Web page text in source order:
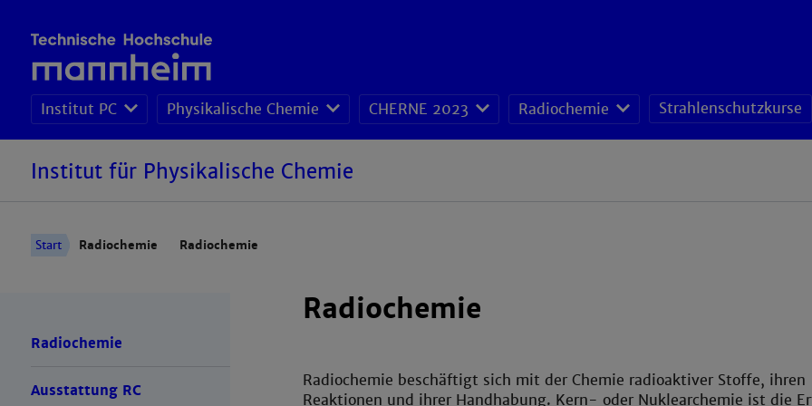
Institut PC Physikalische Chemie CHERNE 2023 Radiochemie Strahlenschutzkurse
Institut für Physikalische Chemie
Start Radiochemie Radiochemie
Radiochemie
Ausstattung RC
Radiochemie
Radiochemie beschäftigt sich mit der Chemie radioaktiver Stoffe, ihren
Reaktionen und ihrer Handhabung. Kern- oder Nuklearchemie ist die